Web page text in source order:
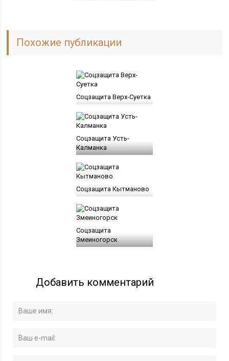
Похожие публикации
Соцзащита Верх-Суетка
Соцзащита Усть-
Калманка
Соцзащита Кытманово
Соцзащита
Змеиногорск
Добавить комментарий